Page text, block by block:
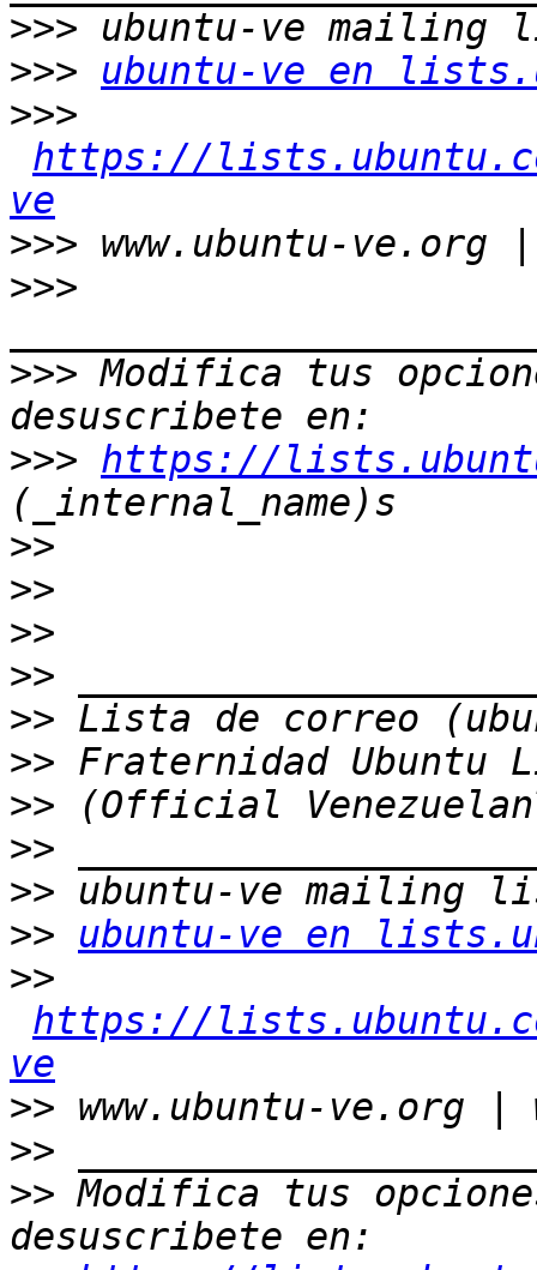
>>>
>>>
ubuntu-ve en
>>>
https://
ve
>>>
>>>
>>> Modifica tus
>>> https://
>>
>>
>>
>>
>>
>>
>>
>>
>>
>>
ubuntu-ve en
>>
https://
ve
>>
>>
>> Modifica tus